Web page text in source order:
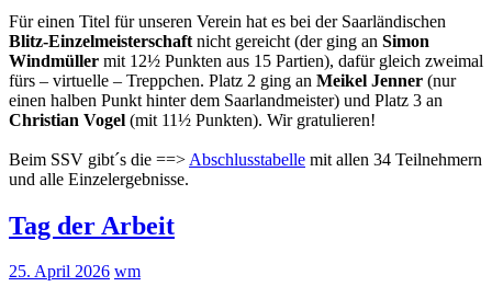
Für einen Titel für unseren Verein hat es bei der Saarländischen
Blitz-Einzelmeisterschaft nicht gereicht (der ging an Simon
Windmüller mit 12½ Punkten aus 15 Partien), dafür gleich zweimal
fürs – virtuelle – Treppchen. Platz 2 ging an Meikel Jenner (nur
einen halben Punkt hinter dem Saarlandmeister) und Platz 3 an
Christian Vogel (mit 11½ Punkten). Wir gratulieren!
Beim SSV gibt´s die ==> Abschlusstabelle mit allen 34 Teilnehmern
und alle Einzelergebnisse.
Tag der Arbeit
25. April 2026 wm